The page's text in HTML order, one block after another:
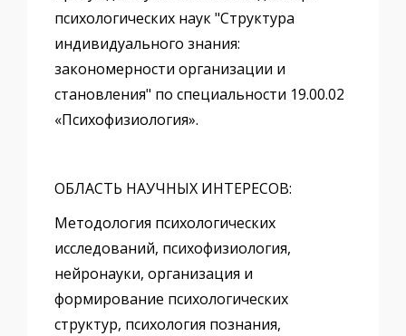
психологических наук "Структура
индивидуального знания:
закономерности организации и
становления" по специальности 19.00.02
«Психофизиология».
ОБЛАСТЬ НАУЧНЫХ ИНТЕРЕСОВ:
Методология психологических
исследований, психофизиология,
нейронауки, организация и
формирование психологических
структур, психология познания,